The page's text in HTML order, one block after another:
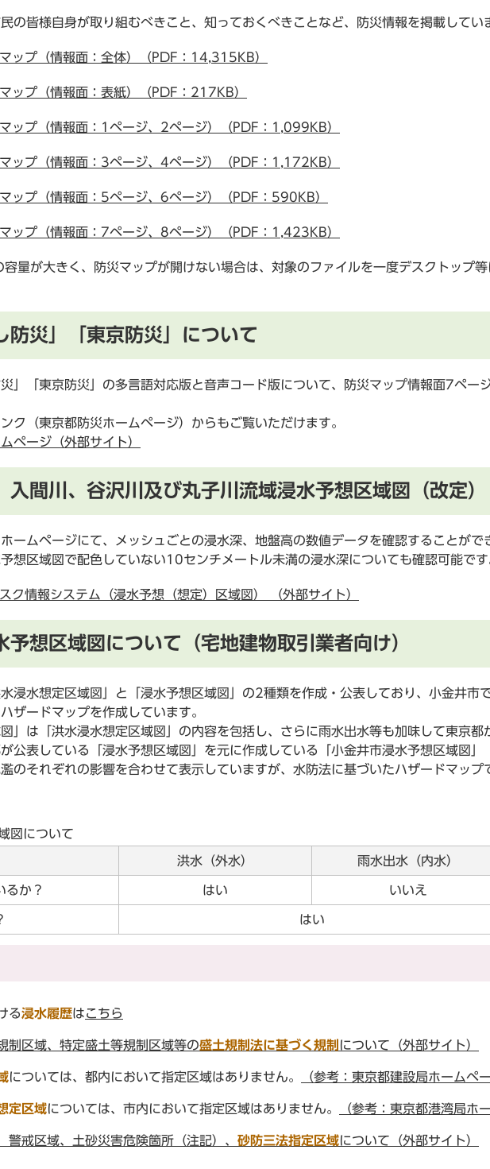
の皆様自身が取り組むべきこと、知っておくべきことなど、防災情報を掲載してい
ップ（情報面：全体）（PDF：14,315KB）
ップ（情報面：表紙）（PDF：217KB）
ップ（情報面：1ページ、2ページ）（PDF：1,099KB）
ップ（情報面：3ページ、4ページ）（PDF：1,172KB）
ップ（情報面：5ページ、6ページ）（PDF：590KB）
ップ（情報面：7ページ、8ページ）（PDF：1,423KB）
容量が大きく、防災マップが開けない場合は、対象のファイルを一度デスクトップ
防災」「東京防災」について
」「東京防災」の多言語対応版と音声コード版について、防災マップ情報面7ペー
（東京都防災ホームページ）からもご覧いただけます。
ページ（外部サイト）
入間川、谷沢川及び丸子川流域浸水予想区域図（改定
ームページにて、メッシュごとの浸水深、地盤高の数値データを確認することがで
想区域図で配色していない10センチメートル未満の浸水深についても確認可能で
ク情報システム（浸水予想（想定）区域図） （外部サイト）
予想区域図について（宅地建物取引業者向け）
浸水想定区域図」と「浸水予想区域図」の2種類を作成・公表しており、小金井市
ザードマップを作成しています。
」は「洪水浸水想定区域図」の内容を包括し、さらに雨水出水等も加味して東京都
公表している「浸水予想区域図」を元に作成している「小金井市浸水予想区域図
のそれぞれの影響を合わせて表示していますが、水防法に基づいたハザードマッ
図について
洪水（外水） 雨水出水（内水）
るか？ はい いいえ
はい
る浸水履歴はこちら
制区域、特定盛土等規制区域等の盛土規制法に基づく規制 について（外部サイト）
については、都内において指定区域はありません。 （参考：東京都建設局ホームペ
定区域については、市内において指定区域はありません。 （参考：東京都港湾局ホ
警戒区域、土砂災害危険箇所（注記）、 砂防三法指定区域について（外部サイト）